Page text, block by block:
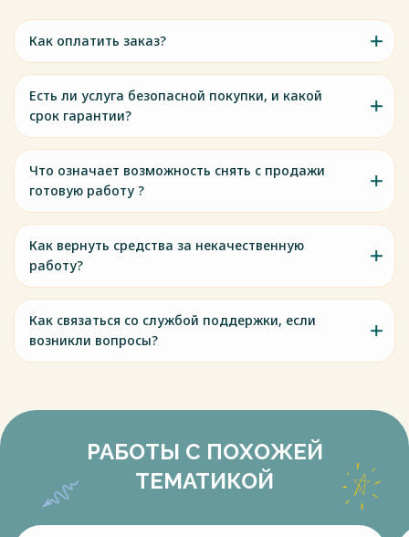
Как оплатить заказ?
Есть ли услуга безопасной покупки, и какой
срок гарантии?
Что означает возможность снять с продажи
готовую работу ?
Как вернуть средства за некачественную
работу?
Как связаться со службой поддержки, если
возникли вопросы?
РАБОТЫ С ПОХОЖЕЙ
ТЕМАТИКОЙ